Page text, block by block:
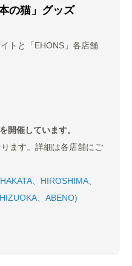
の猫」グッズ
トと「EHONS」各店舗
開催しています。
ます。詳細は各店舗にご
、HIROSHIMA、
、ABENO)